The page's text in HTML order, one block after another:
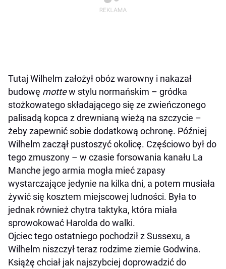
Tutaj Wilhelm założył obóz warowny i nakazał
budowę mottew stylu normańskim – gródka
stożkowatego składającego się ze zwieńczonego
palisadą kopca z drewnianą wieżą na szczycie –
żeby zapewnić sobie dodatkową ochronę. Później
Wilhelm zaczął pustoszyć okolicę. Częściowo był do
tego zmuszony – w czasie forsowania kanału La
Manche jego armia mogła mieć zapasy
wystarczające jedynie na kilka dni, a potem musiała
żywić się kosztem miejscowej ludności. Była to
jednak również chytra taktyka, która miała
sprowokować Harolda do walki.
Ojciec tego ostatniego pochodził z Sussexu, a
Wilhelm niszczył teraz rodzime ziemie Godwina.
Książę chciał jak najszybciej doprowadzić do